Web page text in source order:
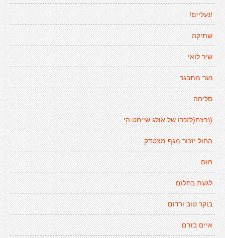
!נעליים!
שתיקה
שיר לואי
נער מתבגר
סליחה
(נרצח(לזכרו של אולג שייחט הי
החול יזכור מגף מצטדק
חום
לגעת בחלום
בוקר טוב ורדום
איים בזרם